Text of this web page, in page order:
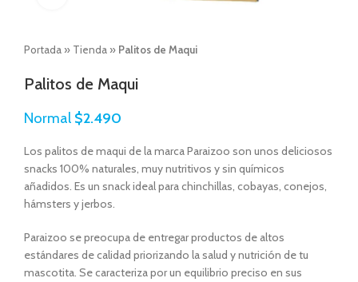
Portada » Tienda » Palitos de Maqui
Palitos de Maqui
Normal $2.490
Los palitos de maqui de la marca Paraizoo son unos deliciosos
snacks 100% naturales, muy nutritivos y sin químicos
añadidos. Es un snack ideal para chinchillas, cobayas, conejos,
hámsters y jerbos.
Paraizoo se preocupa de entregar productos de altos
estándares de calidad priorizando la salud y nutrición de tu
mascotita. Se caracteriza por un equilibrio preciso en sus